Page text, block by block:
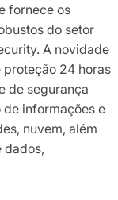
fornece os
do setor
A novidade
24 horas
de segurança
informações e
nuvem, além
dados,